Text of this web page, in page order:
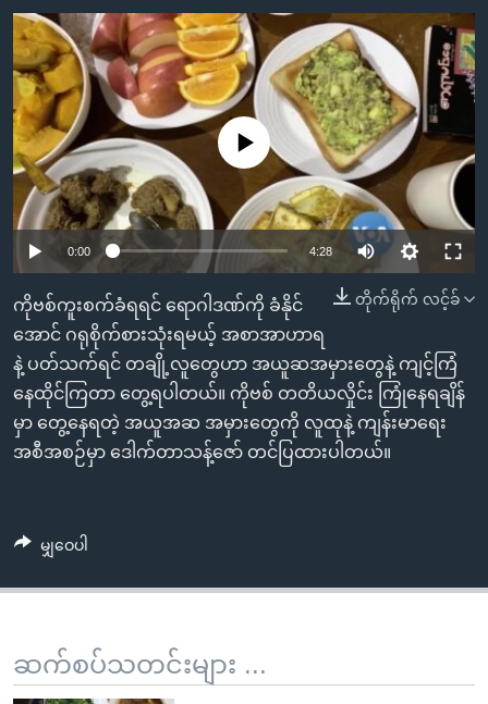
ကျော်
ကြည့်
ရန်
ပင်မ
အ
ညွန်း
စာမျက်နှာ
ကျော်
ကြည့်
ရန်
ရှာဖွေ
ရန်
နေရာ
သို့
အစ္စရေး-ပါလက်စတိုင်း
အင်္ဂလိပ်စာလေ့လာမယ်
အမေရိကန်သုံးအီဒီယံ
မကြေးမုံရဲ့ အင်္ဂလိပ်စာ
ရုပ်ရှင်ထဲက အင်္ဂလိပ်စာ
သုတပဒေသာ အင်္ဂလိပ်စာ
အပတ်စဉ်ကဏ္ဍများ
ရေဒီယို
တီဗွီ
ရေဒီယိုနှင့်ရုပ်သံ အချက်အလက်များ
ရေဒီယို/တီဗွီအစီအစဉ်
Learning English
ဗွီအိုအေ လူမှုကွန်ယက်များ
ဘာသာစကားများ
No media source currently available
0:00 4:28
တိုက်ရိုက် လင့်ခ်
ကိုဗစ်ကူးစက်ခံရရင် ရောဂါဒဏ်ကို ခံနိုင်
အောင် ဂရုစိုက်စားသုံးရမယ့် အစာအာဟာရ
နဲ့ ပတ်သက်ရင် တချို့လူတွေဟာ အယူဆအမှားတွေနဲ့ ကျင့်ကြံ
နေထိုင်ကြတာ တွေ့ရပါတယ်။ ကိုဗစ် တတိယလှိုင်း ကြုံနေရချိန်
မှာ တွေ့နေရတဲ့ အယူအဆ အမှားတွေကို လူထုနဲ့ ကျန်းမာရေး
အစီအစဉ်မှာ ဒေါက်တာသန့်ဇော် တင်ပြထားပါတယ်။
မျှဝေပါ
ဆက်စပ်သတင်းများ ...